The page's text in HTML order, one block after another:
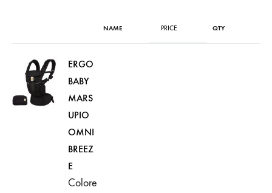
NAME PRICE QTY
ERGO
BABY
MARS
UPIO
OMNI
BREEZ
E
Colore